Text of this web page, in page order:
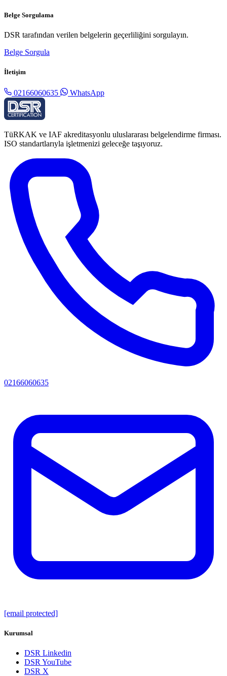
Belge Sorgulama
DSR tarafından verilen belgelerin geçerliliğini sorgulayın.
Belge Sorgula
İletişim
02166060635 WhatsApp
TüRKAK ve IAF akreditasyonlu uluslararası belgelendirme firması.
ISO standartlarıyla işletmenizi geleceğe taşıyoruz.
02166060635
[email protected]
Kurumsal
DSR Linkedin
DSR YouTube
DSR X